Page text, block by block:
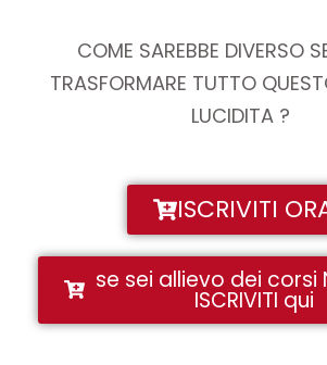
COME SAREBBE DIVERSO
TRASFORMARE TUTTO
LUCIDITA ?
ISCRIVITI
se sei allievo dei corsi
ISCRIVITI qui